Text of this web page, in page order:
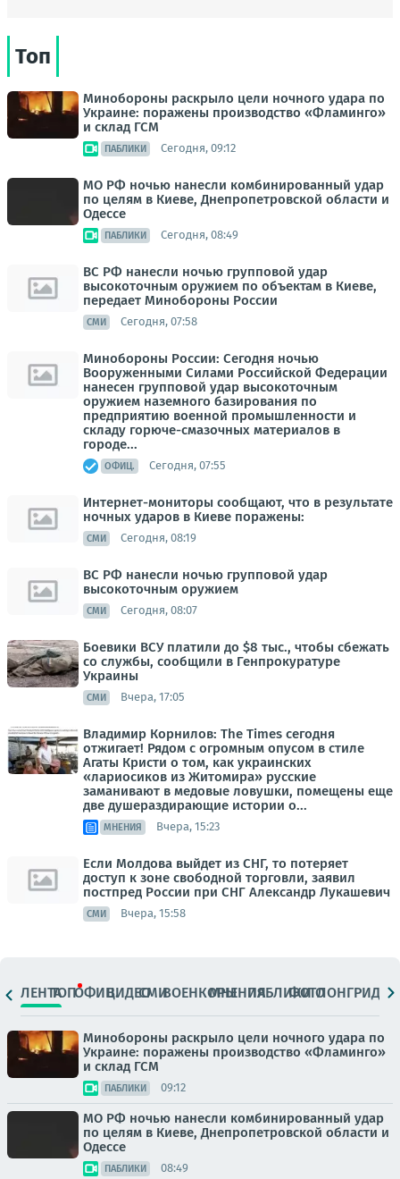
Топ
Минобороны раскрыло цели ночного удара по
Украине: поражены производство «Фламинго»
и склад ГСМ
ПАБЛИКИ Сегодня, 09:12
МО РФ ночью нанесли комбинированный удар
по целям в Киеве, Днепропетровской области и
Одессе
ПАБЛИКИ Сегодня, 08:49
ВС РФ нанесли ночью групповой удар
высокоточным оружием по объектам в Киеве,
передает Минобороны России
СМИ Сегодня, 07:58
Минобороны России: Сегодня ночью
Вооруженными Силами Российской Федерации
нанесен групповой удар высокоточным
оружием наземного базирования по
предприятию военной промышленности и
складу горюче-смазочных материалов в
городе...
ОФИЦ. Сегодня, 07:55
Интернет-мониторы сообщают, что в результате
ночных ударов в Киеве поражены:
СМИ Сегодня, 08:19
ВС РФ нанесли ночью групповой удар
высокоточным оружием
СМИ Сегодня, 08:07
Боевики ВСУ платили до $8 тыс., чтобы сбежать
со службы, сообщили в Генпрокуратуре
Украины
СМИ Вчера, 17:05
Владимир Корнилов: The Times сегодня
отжигает! Рядом с огромным опусом в стиле
Агаты Кристи о том, как украинских
«лариосиков из Житомира» русские
заманивают в медовые ловушки, помещены еще
две душераздирающие истории о...
МНЕНИЯ Вчера, 15:23
Если Молдова выйдет из СНГ, то потеряет
доступ к зоне свободной торговли, заявил
постпред России при СНГ Александр Лукашевич
СМИ Вчера, 15:58
ЛЕНТАТОПОФИЦ.ВИДЕОСМИВОЕНКОРЫМНЕНИЯПАБЛИКИ
ФОТОЛОНГРИДЫ
Минобороны раскрыло цели ночного удара по
Украине: поражены производство «Фламинго»
и склад ГСМ
ПАБЛИКИ 09:12
МО РФ ночью нанесли комбинированный удар
по целям в Киеве, Днепропетровской области и
Одессе
ПАБЛИКИ 08:49